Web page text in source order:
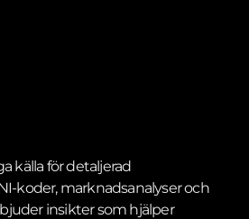
källa för detaljerad
koder, marknadsanalyser och
insikter som hjälper